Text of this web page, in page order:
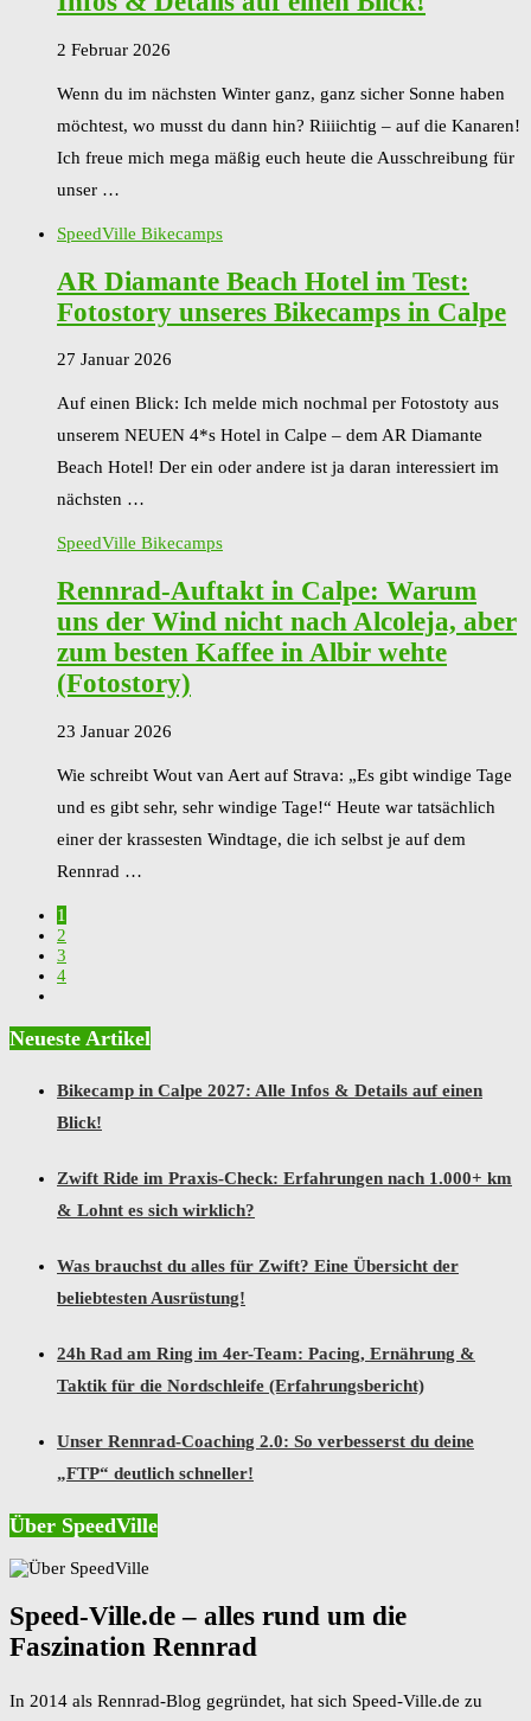
2 Februar 2026
Wenn du im nächsten Winter ganz, ganz sicher Sonne haben
möchtest, wo musst du dann hin? Riiiichtig – auf die Kanaren!
Ich freue mich mega mäßig euch heute die Ausschreibung für
unser …
SpeedVille Bikecamps
AR Diamante Beach Hotel im Test:
Fotostory unseres Bikecamps in Calpe
27 Januar 2026
Auf einen Blick: Ich melde mich nochmal per Fotostoty aus
unserem NEUEN 4*s Hotel in Calpe – dem AR Diamante
Beach Hotel! Der ein oder andere ist ja daran interessiert im
nächsten …
SpeedVille Bikecamps
Rennrad-Auftakt in Calpe: Warum
uns der Wind nicht nach Alcoleja, aber
zum besten Kaffee in Albir wehte
(Fotostory)
23 Januar 2026
Wie schreibt Wout van Aert auf Strava: „Es gibt windige Tage
und es gibt sehr, sehr windige Tage!“ Heute war tatsächlich
einer der krassesten Windtage, die ich selbst je auf dem
Rennrad …
1
2
3
4
Neueste Artikel
Bikecamp in Calpe 2027: Alle Infos & Details auf einen
Blick!
Zwift Ride im Praxis-Check: Erfahrungen nach 1.000+ km
& Lohnt es sich wirklich?
Was brauchst du alles für Zwift? Eine Übersicht der
beliebtesten Ausrüstung!
24h Rad am Ring im 4er-Team: Pacing, Ernährung &
Taktik für die Nordschleife (Erfahrungsbericht)
Unser Rennrad-Coaching 2.0: So verbesserst du deine
„FTP“ deutlich schneller!
Über SpeedVille
Speed-Ville.de – alles rund um die
Faszination Rennrad
In 2014 als Rennrad-Blog gegründet, hat sich Speed-Ville.de zu